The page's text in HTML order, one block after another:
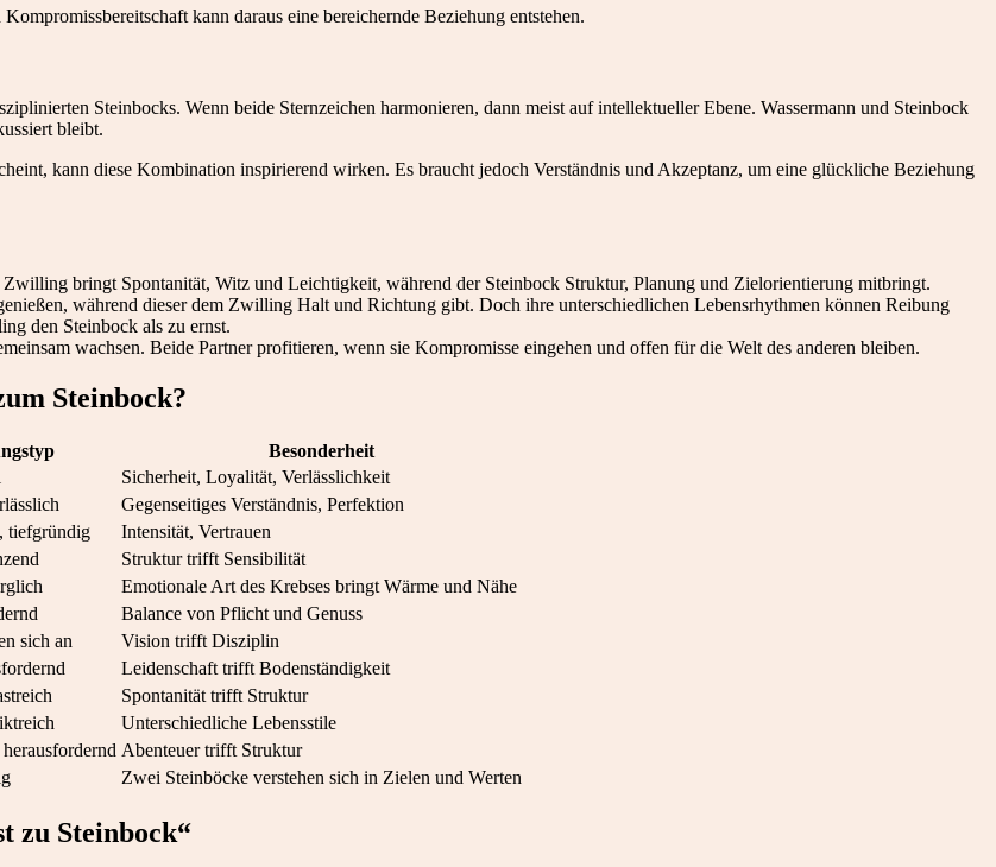
kann daraus eine bereichernde Beziehung entstehen.
Steinbocks. Wenn beide Sternzeichen harmonieren, dann meist auf intellektueller Ebene. Wassermann und Steinbock
bleibt.
kann diese Kombination inspirierend wirken. Es braucht jedoch Verständnis und Akzeptanz, um eine glückliche Beziehung
bringt Spontanität, Witz und Leichtigkeit, während der Steinbock Struktur, Planung und Zielorientierung mitbringt.
während dieser dem Zwilling Halt und Richtung gibt. Doch ihre unterschiedlichen Lebensrhythmen können Reibung
den Steinbock als zu ernst.
wachsen. Beide Partner profitieren, wenn sie Kompromisse eingehen und offen für die Welt des anderen bleiben.
Steinbock?
Besonderheit
Sicherheit, Loyalität, Verlässlichkeit
Gegenseitiges Verständnis, Perfektion
tiefgründig
Intensität, Vertrauen
Struktur trifft Sensibilität
Emotionale Art des Krebses bringt Wärme und Nähe
Balance von Pflicht und Genuss
sich an
Vision trifft Disziplin
Leidenschaft trifft Bodenständigkeit
Spontanität trifft Struktur
Unterschiedliche Lebensstile
Abenteuer trifft Struktur
Zwei Steinböcke verstehen sich in Zielen und Werten
zu Steinbock“